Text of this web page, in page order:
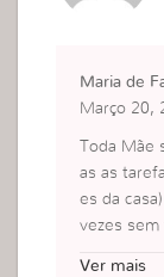
Maria de
Março 20,
Toda Mãe
as as
es da
vezes sem
Ver mais